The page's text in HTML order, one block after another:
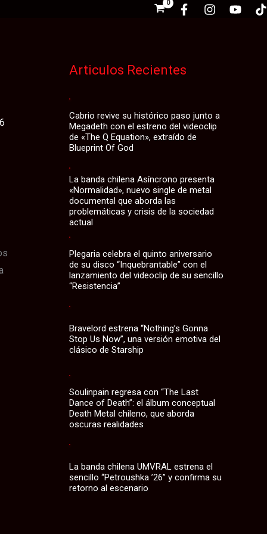
Articulos Recientes
Cabrio revive su histórico paso junto a
Megadeth con el estreno del videoclip
de «The Q Equation», extraído de
Blueprint Of God
La banda chilena Asíncrono presenta
«Normalidad», nuevo single de metal
documental que aborda las
problemáticas y crisis de la sociedad
actual
Plegaria celebra el quinto aniversario
de su disco “Inquebrantable” con el
lanzamiento del videoclip de su sencillo
“Resistencia”
Bravelord estrena “Nothing’s Gonna
Stop Us Now”, una versión emotiva del
clásico de Starship
Soulinpain regresa con “The Last
Dance of Death”: el álbum conceptual
Death Metal chileno, que aborda
oscuras realidades
La banda chilena UMVRAL estrena el
sencillo “Petroushka ’26” y confirma su
retorno al escenario